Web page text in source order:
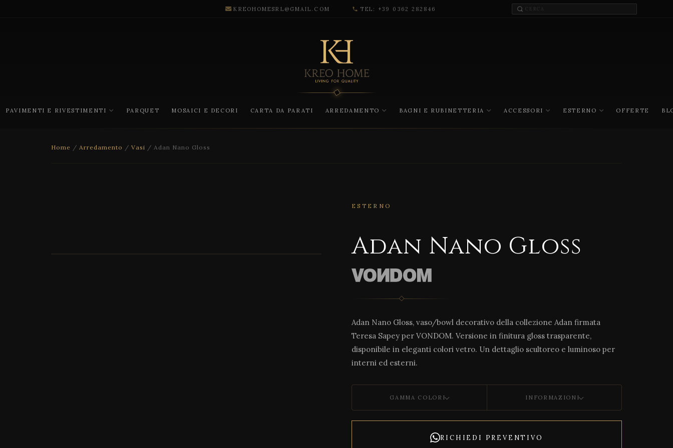
KREOHOMESRL@GMAIL.COM phone TEL: +39 0362 282846
PAVIMENTI E RIVESTIMENTI PARQUET MOSAICI E DECORI CARTA DA PARATI ARREDAMENTO BAGNI E RUBINETTERIA ACCESSORI ESTERNO OFFERTE
Home / Arredamento / Vasi / Adan Nano Gloss
ESTERNO
Adan Nano Gloss
Adan Nano Gloss, vaso/bowl decorativo della collezione Adan firmata
Teresa Sapey per VONDOM. Versione in finitura gloss trasparente,
disponibile in eleganti colori vetro. Un dettaglio scultoreo e luminoso per
interni ed esterni.
GAMMA COLORI INFORMAZIONI
RICHIEDI PREVENTIVO